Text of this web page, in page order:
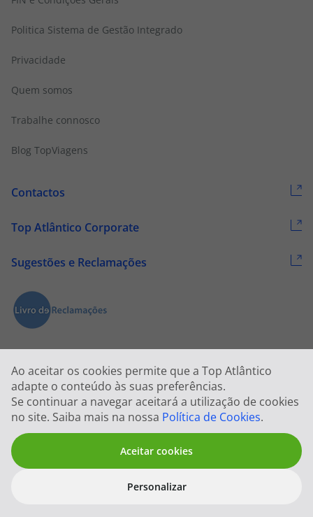
Ao aceitar os cookies permite que a Top Atlântico
adapte o conteúdo às suas preferências.
Se continuar a navegar aceitará a utilização de cookies
no site. Saiba mais na nossa Política de Cookies.
Aceitar cookies
Personalizar
Politica Sistema de Gestão Integrado
Privacidade
Quem somos
Trabalhe connosco
Blog TopViagens
Contactos
Top Atlântico Corporate
Sugestões e Reclamações
2026 © Todos os direitos reservados:Top Atlântico, Viagens e Turismo